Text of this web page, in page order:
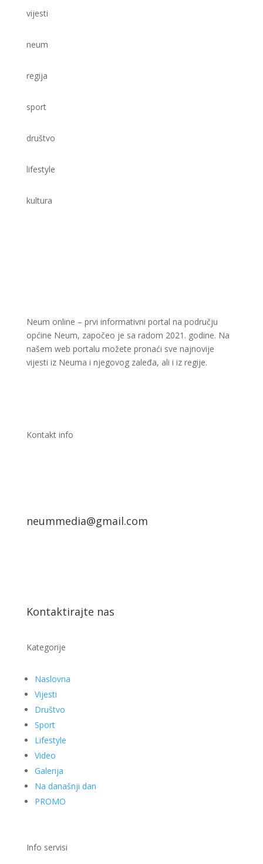
vijesti
neum
regija
sport
društvo
lifestyle
kultura
Neum online – prvi informativni portal na području
općine Neum, započeo je sa radom 2021. godine. Na
našem web portalu možete pronaći sve najnovije
vijesti iz Neuma i njegovog zaleđa, ali i iz regije.
Kontakt info
neummedia@gmail.com
Kontaktirajte nas
Kategorije
Naslovna
Vijesti
Društvo
Sport
Lifestyle
Video
Galerija
Na današnji dan
PROMO
Info servisi